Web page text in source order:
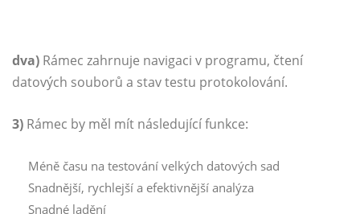
dva) Rámec zahrnuje navigaci v programu, čtení
datových souborů a stav testu protokolování.
3) Rámec by měl mít následující funkce:
Méně času na testování velkých datových sad
Snadnější, rychlejší a efektivnější analýza
Snadné ladění